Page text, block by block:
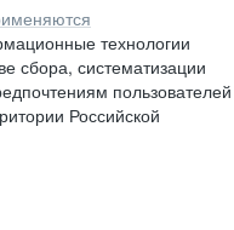
технологии
сбора, систематизации
пользователей
Российской